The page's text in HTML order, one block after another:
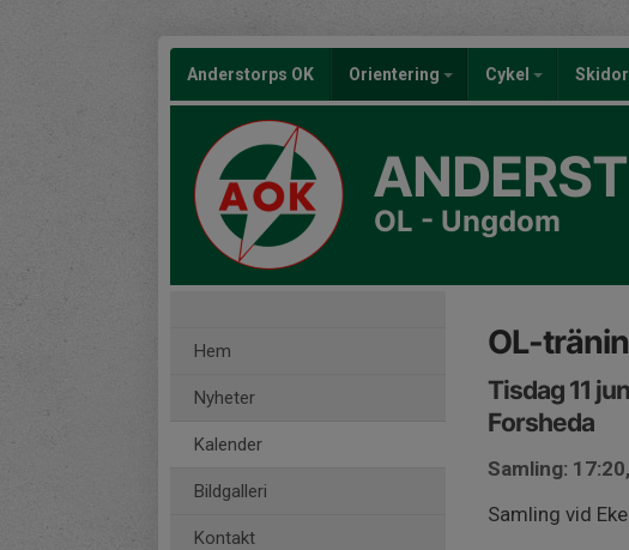
Anderstorps OK Orientering Cykel Skidor
OL - Ungdom
Hem
Nyheter
Kalender
Bildgalleri
Kontakt
OL-
Tisdag 11
Forsheda
Samling:
Samling vid